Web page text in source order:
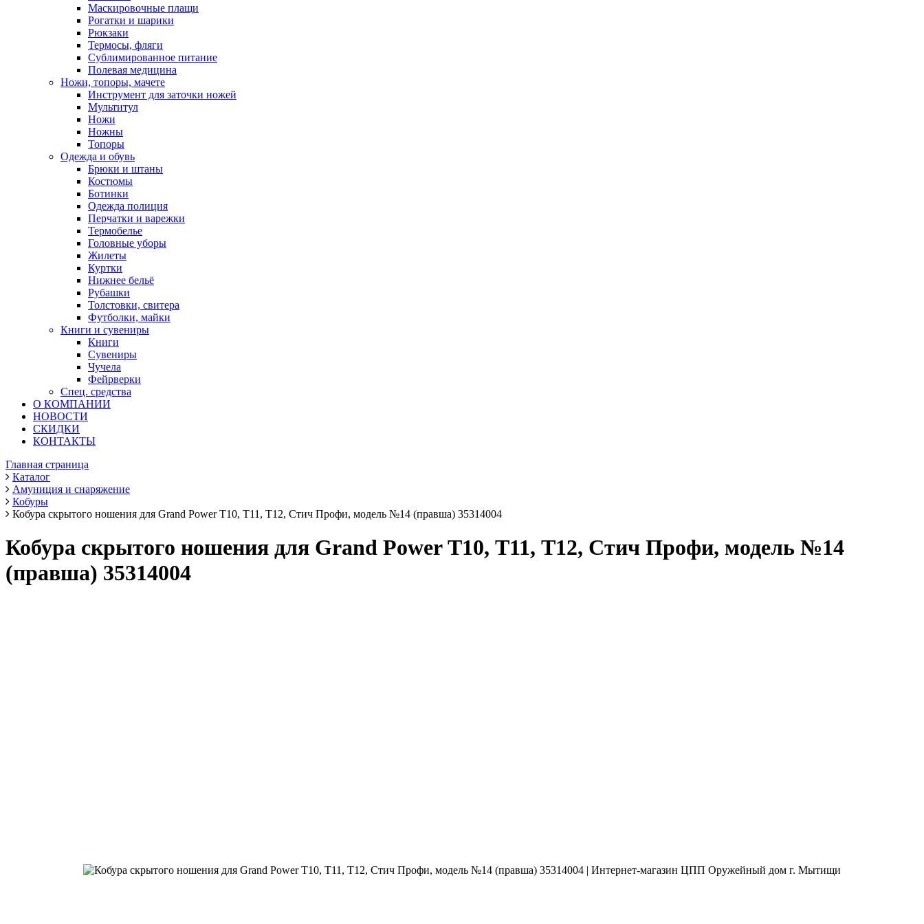
Маскировочные плащи
Рогатки и шарики
Рюкзаки
Термосы, фляги
Сублимированное питание
Полевая медицина
Ножи, топоры, мачете
Инструмент для заточки ножей
Мультитул
Ножи
Ножны
Топоры
Одежда и обувь
Брюки и штаны
Костюмы
Ботинки
Одежда полиция
Перчатки и варежки
Термобелье
Головные уборы
Жилеты
Куртки
Нижнее бельё
Рубашки
Толстовки, свитера
Футболки, майки
Книги и сувениры
Книги
Сувениры
Чучела
Фейрверки
Спец. средства
О КОМПАНИИ
НОВОСТИ
СКИДКИ
КОНТАКТЫ
Главная страница
Каталог
Амуниция и снаряжение
Кобуры
Кобура скрытого ношения для Grand Power Т10, Т11, Т12, Стич Профи, модель №14 (правша) 35314004
Кобура скрытого ношения для Grand Power Т10, Т11, Т12, Стич Профи, модель №14
(правша) 35314004